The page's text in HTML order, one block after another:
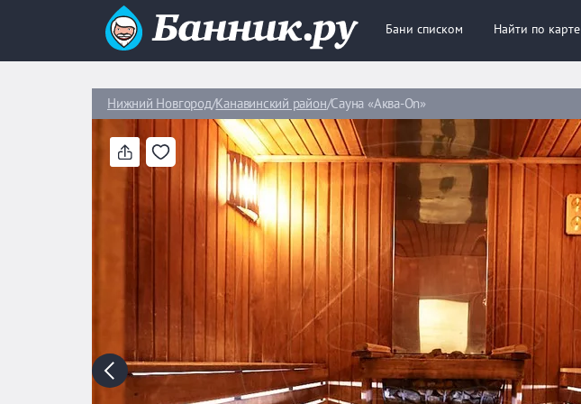
Бани списком Найти по карте
Нижний Новгород Канавинский район Сауна «Аква-On»